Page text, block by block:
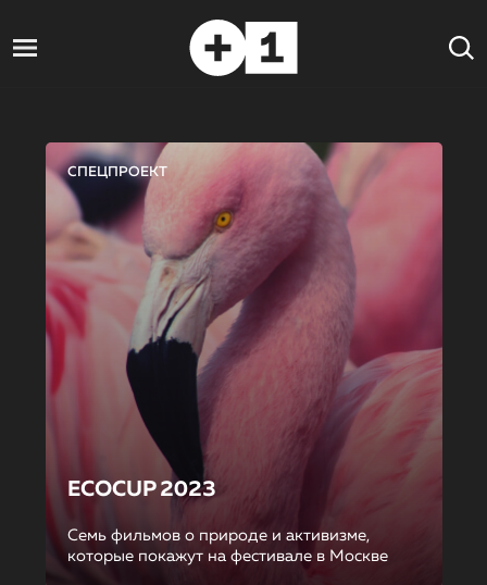
СПЕЦПРОЕКТ
ECOCUP 2023
Семь фильмов о природе и активизме,
которые покажут на фестивале в Москве